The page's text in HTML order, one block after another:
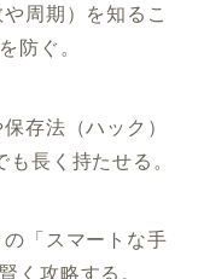
周期）を知るこ
防ぐ。
存法（ハック）
長く持たせる。
「スマートな手
く攻略する。